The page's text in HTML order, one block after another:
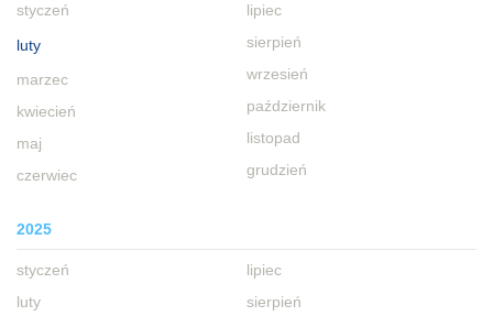
styczeń
luty
marzec
kwiecień
maj
czerwiec
lipiec
sierpień
wrzesień
październik
listopad
grudzień
2025
styczeń
luty
lipiec
sierpień